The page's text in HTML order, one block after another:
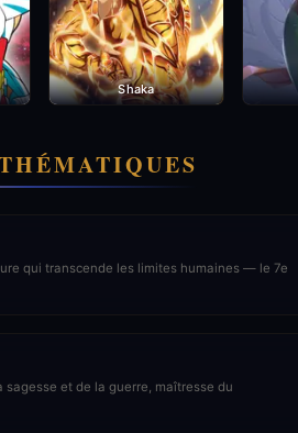
Shaka
qui transcende les limites humaines — le 7e
sagesse et de la guerre, maîtresse du